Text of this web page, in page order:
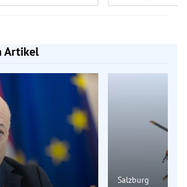
Artikel
Salzburg